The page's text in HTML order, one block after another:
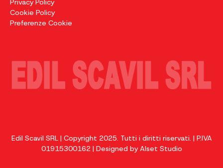
Cookie Policy
Preferenze Cookie
Edil Scavil SRL | Copyright 2025. Tutti i diritti riservati. | P.IVA
01915300162 | Designed byAlset Studio